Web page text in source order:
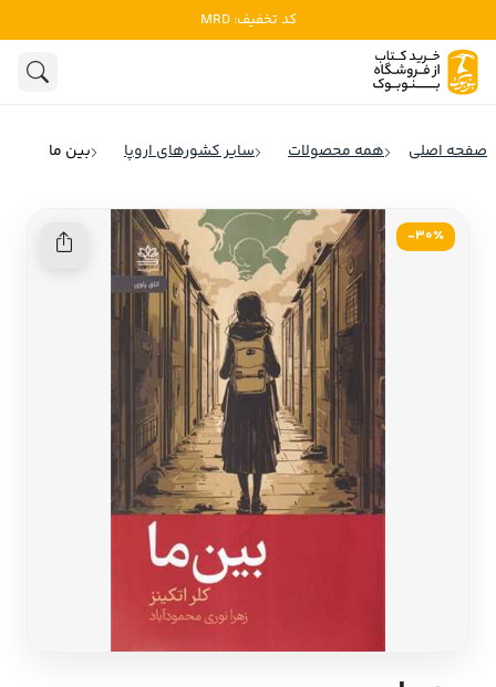
کد تخفیف: MRD
ادبیات
تاریخ و سیاست
کودک و نوجوان
ادیان و اساطیر
ادبیات انگلیس
ادبیات فرانسه
ادبیات ایتالیا
ادبیات روسیه
ادبیات آمریکای لاتین
ادبیات آلمان
ادبیات ترکیه
ادبیات آسیا
سایر کشورهای اروپا
داستان کوتاه
شعر و متون کهن
صفحه اصلی همه محصولات سایر کشورهای اروپا بین ما
30٪-